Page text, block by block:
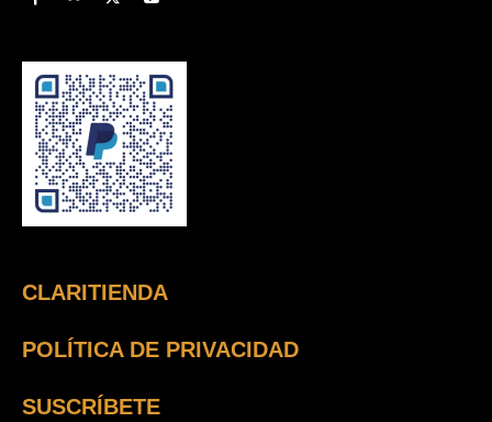
CLARITIENDA
POLÍTICA DE PRIVACIDAD
SUSCRÍBETE